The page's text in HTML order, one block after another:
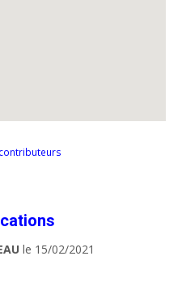
le 15/02/2021